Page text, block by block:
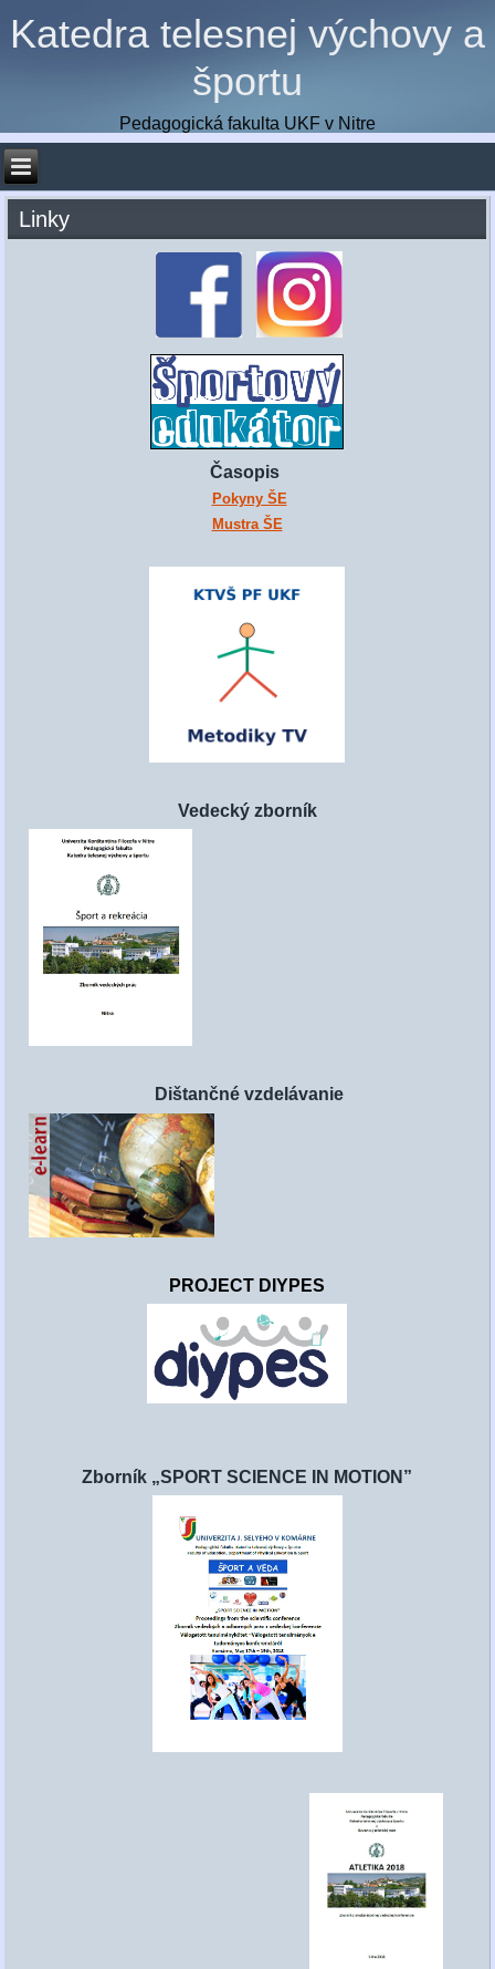
Katedra telesnej výchovy a
športu
Pedagogická fakulta UKF v Nitre
Linky
Časopis
Pokyny ŠE
Mustra ŠE
Vedecký zborník
Dištančné vzdelávanie
PROJECT DIYPES
Zborník „SPORT SCIENCE IN MOTION”